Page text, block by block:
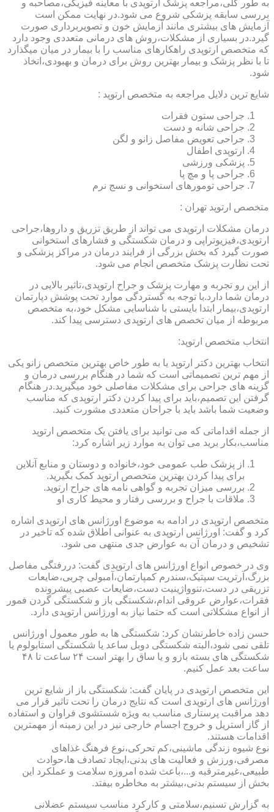
به طور کلی،مراجعه پزشک ارتوپدی با معاینه فیزیکی،مصاحبه و
بررسی سابقه پزشکی شروع می شود.در نهایت ممکن است
آزمایش های بیشتری مانند آزمایش خون و تصویربرداری صورت
گیرد.در بسیاری از مشکلات،روش های درمانی متعددی وجود دارد
که متخصص ارتوپدی راهکارهای مناسب را با بیمار در میان میگذارد
تا با نظر پزشک و بیمار بهترین روش برای درمان و بهبودی،اتخاذ
شود.
شایع ترین دلایل مراجعه به متخصص ارتوپد :
جراحی ستون فقرات
جراحی شانه و دست
جراحی تعویض مفاصل زانو و لگن
ارتوپدی اطفال
پزشکی ورزشی
جراحی پا و مچ پا
جراحی تومورهای استخوانی و نسج نرم
متخصص ارتوپد تهران :
درمان مشکلات ارتوپدی می تواند از طریق تزریق و داروها،جراحی
ارتوپدی،فیزیوتراپی و درمان شکستگی و فشارهای استخوانی
صورت گیرد که بخش بزرگی از فرایند درمان در مراکز پزشکی و
تحت نظارت پزشک متخصص انجام می شود.
از این رو تجربه و مهارت پزشک و جراح ارتوپدی،تاثیر بالایی در
درمان شما دارد.با توجه به گستردگی موارد تحت پوشش دپارتمان
ارتوپدی،بیمار ابتدا بایستی با شناسایی مشکل خود،به متخصص
مربوطه از میان تخصص های ارتوپدی دسترسی پیدا کند.
انتخاب متخصص ارتوپد:
انتخاب بهترین دکتر ارتوپد یا به طور خاص بهترین متخصص زانو یکی
از مهم ترین تصمیماتی است که شما در هنگام بررسی درمان و
گزینه های جراحی برای مشکلات مفاصلی خود میگیرید.در هنگام
گرفتن این تصمیم،باید برای پیدا کردن دکتر ارتوپدی که مناسب
وضعیت شما باشد باید با جراحان متعددی مشورت کنید.
از جمله اقداماتی که می توانید برای یافتن یک متخصص ارتوپد
مناسب،بکار برید می توان به موارد زیر اشاره کرد:
از پزشک طب عمومی خود،خانواده و دوستان و منابع آنلاین
برای پیدا کردن بهترین متخصص ارتوپد کمک بگیرید.
بررسی میزان تجربه و گواهی نامه های جراح ارتوپد.
ملاقات با جراح و بررسی رفتار و محیط کاری او
متخصص ارتوپدی در ادامه به موضوع اورژانس های ارتوپدی اشاره
کرد و گفت: اورژانس ارتوپدی به عنوانی اطلاق شده که تاخیر در
تشخیص و درمان آن به عوارض جدی منتهی می شود.
وی در خصوص انواع اورژانس های ارتوپدی گفت: دررفتگی مفاصل
بزرگ،آرتریت سپتیک،سندرم کمپارتمان،آمبولی چربی،ضایعات
تزریقی در دست،تنوواژینیت دست،ضایعات عصبی پیشرونده
فقرات،عوارض عروقی اندام،شکستگی باز و شکستگی گردن فمور
از انواع مشکلاتی است که حتما نیاز به اورژانس ارتوپدی دارد.
حسن زاده خاطرنشان کرد: شکستگی ها به طور معمول اورژانس
تلقی نمی شود،البته شکستگی دوبل ساعد یا شکستگی استابولوم یا
شکستگی های بسته بازو و یا ساق را بهتر است ۲۴ ساعت تا ۴۸
ساعت بعد عمل کنیم.
این متخصص ارتوپدی در پایان گفت: شکستگی باز از شایع ترین
اورژانس های ارتوپدی است که نتایج درمان را تحت تاثیر قرار می
دهد مراقبت پرستاری مناسب به ویژه شستشوی فراوان و استفاده
از گاز استریل و خروج اجسام خارجی نیز در این زمینه از مهمترین
اقدامات هستند.
نوع شیوه زندگی ماشینی،کم تحرکی،نوع فرهنگ غذاهای
مصرفی،ورزش و فعالیت های بدنی،ایجاد تصادف ها،حوادث
طبیعی،غیرمترقبه و...،باعث شده امروزه سلامت و عملکرد این
بخش از سیستم بدنی،بیشتر به مخاطره بیفتد.
به گزارش تسنیم،سلامتی و کارکرد مناسب سیستم عضلانی